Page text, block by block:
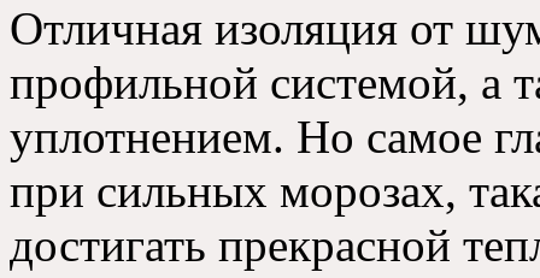
Отличная изоляция от
профильной системой, а
уплотнением. Но самое
при сильных морозах,
достигать прекрасной